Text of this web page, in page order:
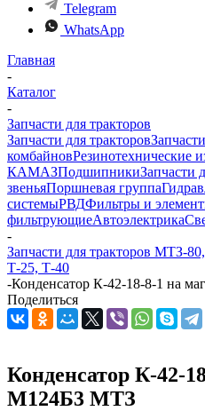
Telegram
WhatsApp
Главная
-
Каталог
-
Запчасти для тракторов
Запчасти для тракторов
комбайновРезинотехнические
КАМАЗПодшипникиЗапчасти
звеньяПоршневая группа
системыРВДФильтры и
фильтрующиеАвтоэлектрика
-
Запчасти для тракторов МТЗ-
Т-25, Т-40
-Конденсатор К-42-18-8-1 на
Поделиться
Конденсатор К-42-
М124Б3 МТЗ